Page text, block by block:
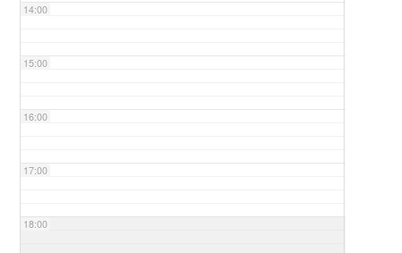
14:00
15:00
16:00
17:00
18:00